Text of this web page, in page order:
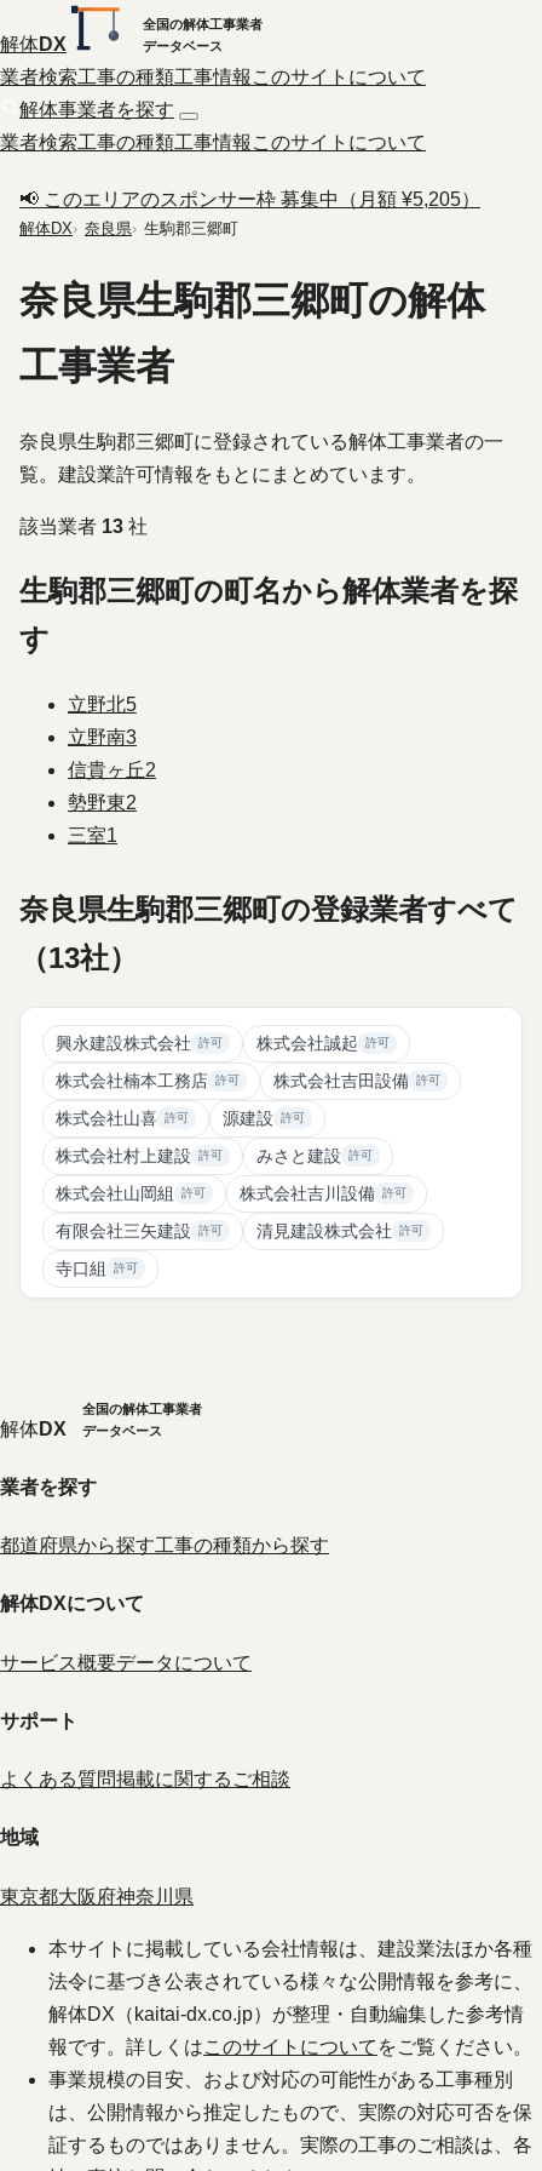
解体DX
全国の解体工事業者
データベース
業者検索工事の種類工事情報 このサイトについて
解体事業者を探す
業者検索工事の種類工事情報 このサイトについて
📢 このエリアのスポンサー枠 募集中（月額 ¥5,205）
解体DX 奈良県 生駒郡三郷町
奈良県生駒郡三郷町の解体
工事業者
奈良県生駒郡三郷町に登録されている解体工事業者の一
覧。建設業許可情報をもとにまとめています。
該当業者 13 社
生駒郡三郷町の町名から解体業者を探
す
立野北5
立野南3
信貴ヶ丘2
勢野東2
三室1
奈良県生駒郡三郷町の登録業者すべて
（13社）
興永建設株式会社 許可 株式会社誠起 許可
株式会社楠本工務店 許可 株式会社吉田設備 許可
株式会社山喜 許可 源建設 許可
株式会社村上建設 許可 みさと建設 許可
株式会社山岡組 許可 株式会社吉川設備 許可
有限会社三矢建設 許可 清見建設株式会社 許可
寺口組 許可
解体DX
全国の解体工事業者
データベース
業者を探す
都道府県から探す工事の種類から探す
解体DXについて
サービス概要データについて
サポート
よくある質問掲載に関するご相談
地域
東京都大阪府神奈川県
本サイトに掲載している会社情報は、建設業法ほか各種
法令に基づき公表されている様々な公開情報を参考に、
解体DX（kaitai-dx.co.jp）が整理・自動編集した参考情
報です。詳しくはこのサイトについて をご覧ください。
事業規模の目安、および対応の可能性がある工事種別
は、公開情報から推定したもので、実際の対応可否を保
証するものではありません。実際の工事のご相談は、各